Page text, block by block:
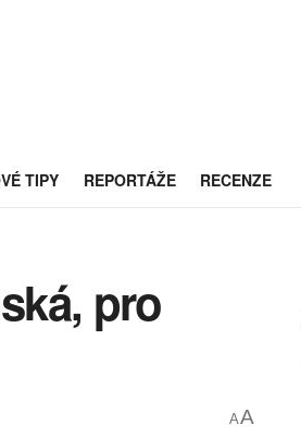
TIPY REPORTÁŽE RECENZE
pro
AA